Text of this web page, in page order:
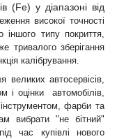
(Fe) у діапазоні від
високої точності
типу покриття,
тривалого зберігання
калібрування.
автосервісів,
оцінки автомобілів,
фарби та
вибрати "не бітний"
час купівлі нового